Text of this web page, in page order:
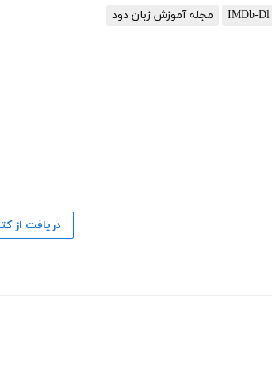
مجله آموزش زبان دود
دریافت از